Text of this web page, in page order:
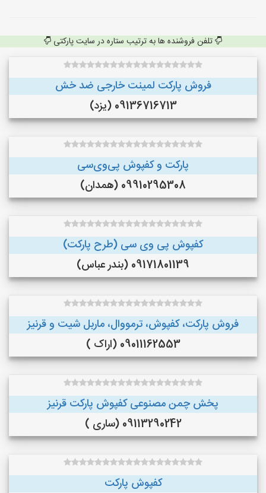
تلفن فروشنده ها به ترتیب ستاره در سایت پارکتی
فروش پارکت لمینت خارجی ضد خش
09136716713 (یزد)
پارکت و کفپوش پی‌وی‌سی
09910295308 (همدان)
کفپوش پی وی سی (طرح پارکت)
09171801139 (بندر عباس)
فروش پارکت، کفپوش، ترمووال، ماربل شیت و قرنیز
09011162553 (اراک )
پخش چمن مصنوعی کفپوش پارکت قرنیز
09113290242 (ساری )
کفپوش پارکت